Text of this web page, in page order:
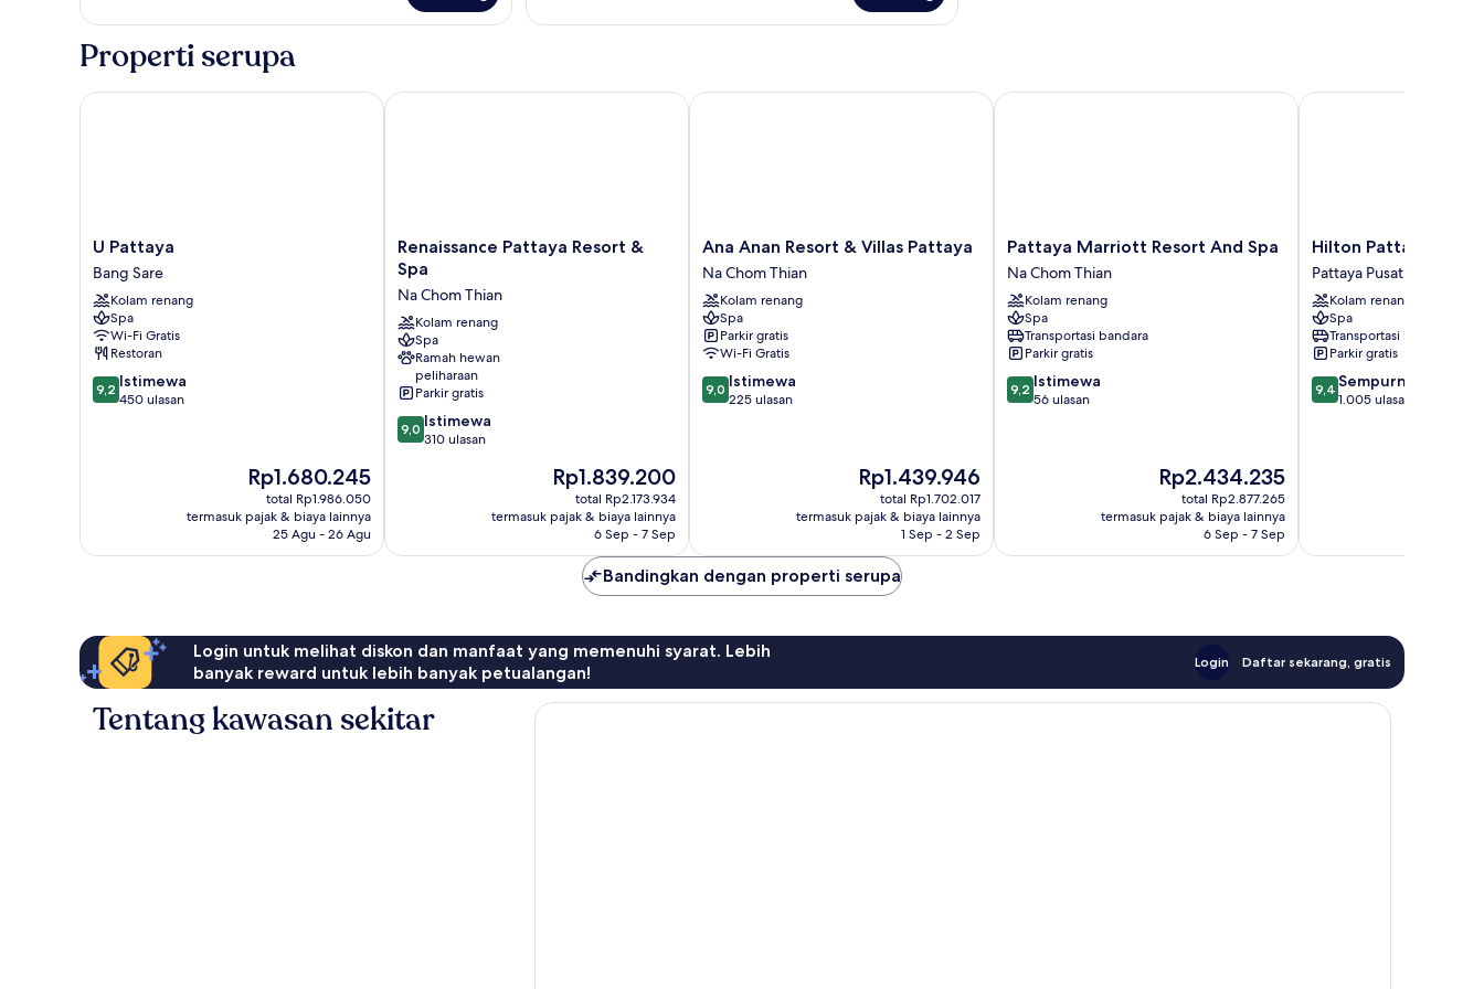
Kamar
Kamar
Properti serupa
U
Pattaya
Bang
Sare
U Pattaya
Bang Sare
Kolam renang
Spa
Wi-Fi Gratis
Restoran
9.2
dari
9,2 Istimewa
450 ulasan
Harga
sekarang
Rp1.680.245
Rp1.680.245
total Rp1.986.050
termasuk pajak & biaya lainnya
25 Agu - 26 Agu
U Pattaya
Renaissance
Pattaya
Resort
&
Spa
Na
Chom
Thian
Renaissance Pattaya Resort &
Spa
Na Chom Thian
Kolam renang
Spa
Ramah hewan
peliharaan
Parkir gratis
9.0
dari
9,0 Istimewa
310 ulasan
Harga
sekarang
Rp1.839.200
Rp1.839.200
total Rp2.173.934
termasuk pajak & biaya lainnya
6 Sep - 7 Sep
Renaissance Pattaya Resort & Spa
Ana
Anan
Resort
&
Villas
Pattaya
Na
Chom
Thian
Ana Anan Resort & Villas Pattaya
Na Chom Thian
Kolam renang
Spa
Parkir gratis
Wi-Fi Gratis
9.0
dari
9,0 Istimewa
225 ulasan
Harga
sekarang
Rp1.439.946
Rp1.439.946
total Rp1.702.017
termasuk pajak & biaya lainnya
1 Sep - 2 Sep
Ana Anan Resort & Villas Pattaya
Pattaya
Marriott
Resort
And
Spa
Na
Chom
Thian
Pattaya Marriott Resort And Spa
Na Chom Thian
Kolam renang
Spa
Transportasi bandara
Parkir gratis
9.2
dari
9,2 Istimewa
56 ulasan
Harga
sekarang
Rp2.434.235
Rp2.434.235
total Rp2.877.265
termasuk pajak & biaya lainnya
6 Sep - 7 Sep
Pattaya Marriott Resort And Spa
Hilton
Pattaya
Pattaya
Pusat
Hilton Pattaya
Pattaya Pusat
Kolam renang
Spa
Transportasi bandara
Parkir gratis
9.4
dari
9,4 Sempurna
1.005 ulasan
Hilton Pattaya
Bandingkan dengan properti serupa
Login untuk melihat diskon dan manfaat yang memenuhi syarat. Lebih
banyak reward untuk lebih banyak petualangan!
Login Daftar sekarang, gratis
Tentang kawasan sekitar